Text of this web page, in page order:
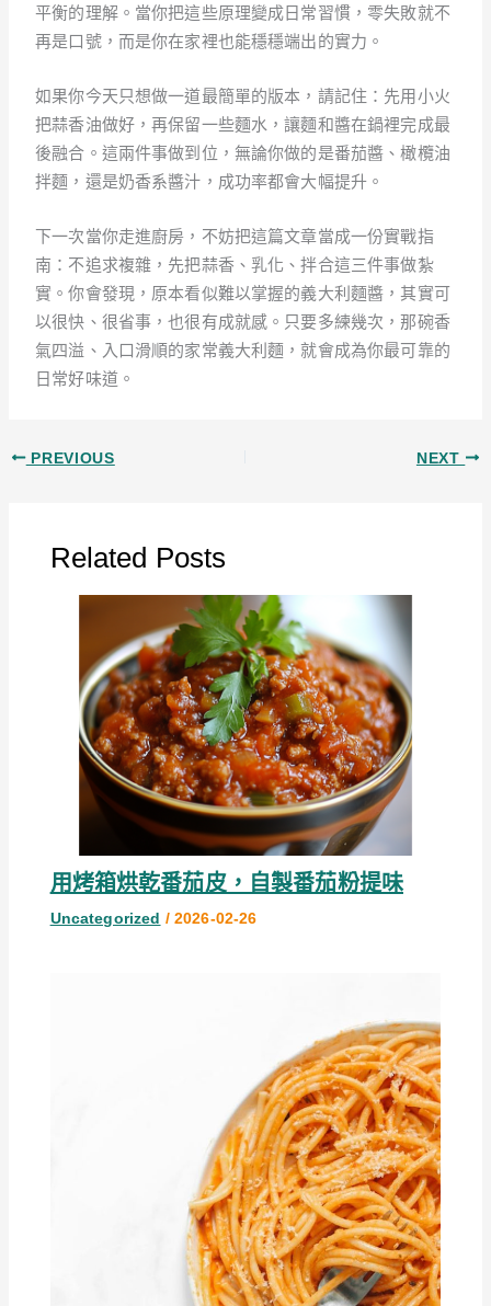
平衡的理解。當你把這些原理變成日常習慣，零失敗就不
再是口號，而是你在家裡也能穩穩端出的實力。
如果你今天只想做一道最簡單的版本，請記住：先用小火
把蒜香油做好，再保留一些麵水，讓麵和醬在鍋裡完成最
後融合。這兩件事做到位，無論你做的是番茄醬、橄欖油
拌麵，還是奶香系醬汁，成功率都會大幅提升。
下一次當你走進廚房，不妨把這篇文章當成一份實戰指
南：不追求複雜，先把蒜香、乳化、拌合這三件事做紮
實。你會發現，原本看似難以掌握的義大利麵醬，其實可
以很快、很省事，也很有成就感。只要多練幾次，那碗香
氣四溢、入口滑順的家常義大利麵，就會成為你最可靠的
日常好味道。
PREVIOUS NEXT
Related Posts
用烤箱烘乾番茄皮，自製番茄粉提味
Uncategorized / 2026-02-26